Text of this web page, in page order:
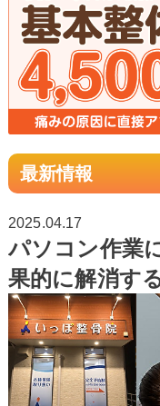
最新情報
2025.04.17
パソコン作業
果的に解消す